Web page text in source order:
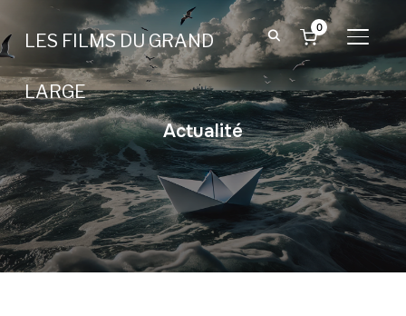
LES FILMS DU GRAND
LARGE
0
Actualité